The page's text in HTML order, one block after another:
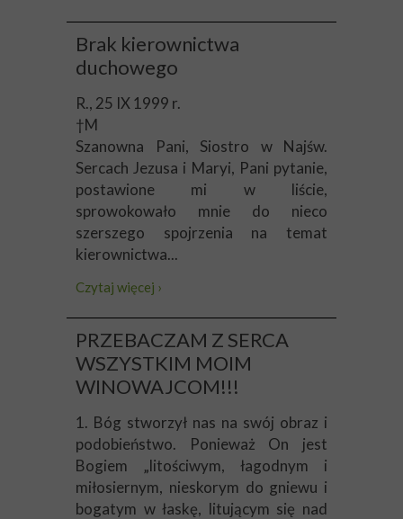
Brak kierownictwa
duchowego
R., 25 IX 1999 r.
†M
Szanowna Pani, Siostro w Najśw.
Sercach Jezusa i Maryi, Pani pytanie,
postawione mi w liście,
sprowokowało mnie do nieco
szerszego spojrzenia na temat
kierownictwa...
Czytaj więcej ›
PRZEBACZAM Z SERCA
WSZYSTKIM MOIM
WINOWAJCOM!!!
1. Bóg stworzył nas na swój obraz i
podobieństwo. Ponieważ On jest
Bogiem „litościwym, łagodnym i
miłosiernym, nieskorym do gniewu i
bogatym w łaskę, litującym się nad